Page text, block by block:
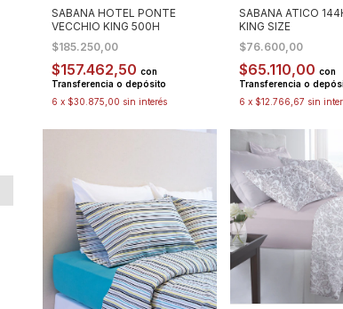
SABANA HOTEL PONTE
VECCHIO KING 500H
$185.250,00
$157.462,50 con
Transferencia o depósito
6 x $30.875,00 sin interés
SABANA ATICO
KING SIZE
$76.600,00
$65.110,00con
Transferencia o
6 x $12.766,67 sin